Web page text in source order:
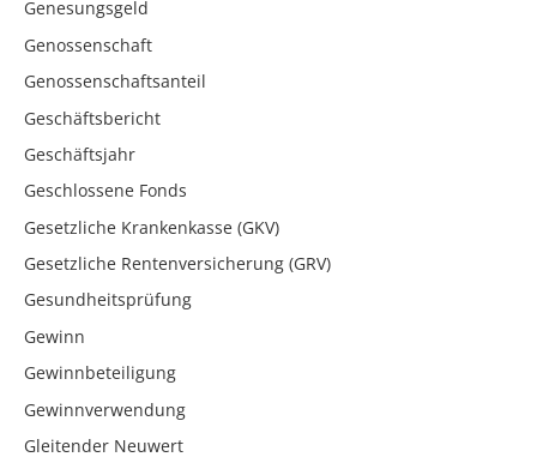
Genesungsgeld
Genossenschaft
Genossenschaftsanteil
Geschäftsbericht
Geschäftsjahr
Geschlossene Fonds
Gesetzliche Krankenkasse (GKV)
Gesetzliche Rentenversicherung (GRV)
Gesundheitsprüfung
Gewinn
Gewinnbeteiligung
Gewinnverwendung
Gleitender Neuwert